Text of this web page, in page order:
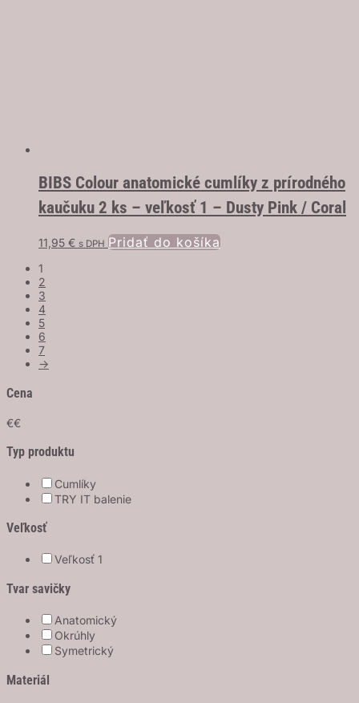
BIBS Colour anatomické cumlíky z prírodného
kaučuku 2 ks – veľkosť 1 – Dusty Pink / Coral
11,95 € s DPH Pridať do košíka
1
2
3
4
5
6
7
→
Cena
€€
Typ produktu
Cumlíky
TRY IT balenie
Veľkosť
Veľkosť 1
Tvar savičky
Anatomický
Okrúhly
Symetrický
Materiál